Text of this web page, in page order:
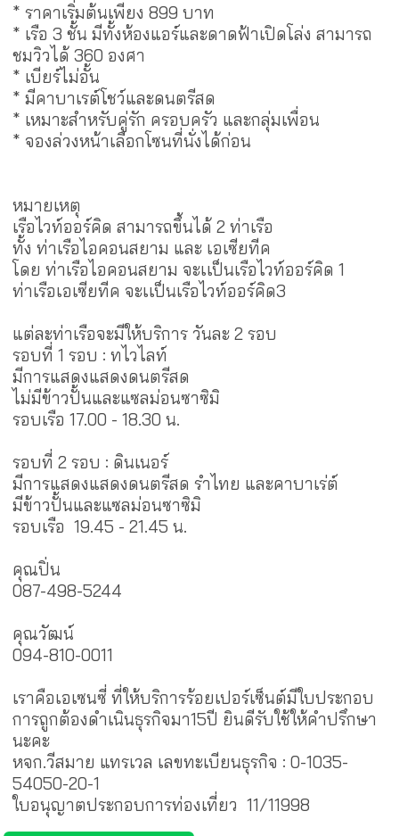
* ราคาเริ่มต้นเพียง 899 บาท
* เรือ 3 ชั้น มีทั้งห้องแอร์และดาดฟ้าเปิดโล่ง สามารถ
ชมวิวได้ 360 องศา
* เบียร์ไม่อั้น
* มีคาบาเรต์โชว์และดนตรีสด
* เหมาะสำหรับคู่รัก ครอบครัว และกลุ่มเพื่อน
* จองล่วงหน้าเลือกโซนที่นั่งได้ก่อน
หมายเหตุ
เรือไวท์ออร์คิด สามารถขึ้นได้ 2 ท่าเรือ
ทั้ง ท่าเรือไอคอนสยาม และ เอเซียทีค
โดย ท่าเรือไอคอนสยาม จะเเป็นเรือไวท์ออร์คิด 1
ท่าเรือเอเซียทีค จะเเป็นเรือไวท์ออร์คิด3
แต่ละท่าเรือจะมีให้บริการ วันละ 2 รอบ
รอบที่ 1 รอบ : ทไวไลท์
มีการแสดงแสดงดนตรีสด
ไม่มีข้าวปั้นและแซลม่อนซาซิมิ
รอบเรือ 17.00 - 18.30 น.
รอบที่ 2 รอบ : ดินเนอร์
มีการแสดงแสดงดนตรีสด รำไทย และคาบาเร่ต์
มีข้าวปั้นและแซลม่อนซาซิมิ
รอบเรือ 19.45 - 21.45 น.
คุณปิ่น
087-498-5244
คุณวัฒน์
094-810-0011
เราคือเอเซนซี่ ที่ให้บริการร้อยเปอร์เซ็นต์มีใบประกอบ
การถูกต้องดำเนินธุรกิจมา15ปี ยินดีรับใช้ให้คำปรึกษา
นะคะ
หจก.วีสมาย แทรเวล เลขทะเบียนธุรกิจ : 0-1035-
54050-20-1
ใบอนุญาตประกอบการท่องเที่ยว 11/11998